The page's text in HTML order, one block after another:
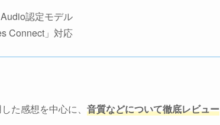
認定モデル
Connect」対応
た感想を中心に、 音質などについて徹底レビュー